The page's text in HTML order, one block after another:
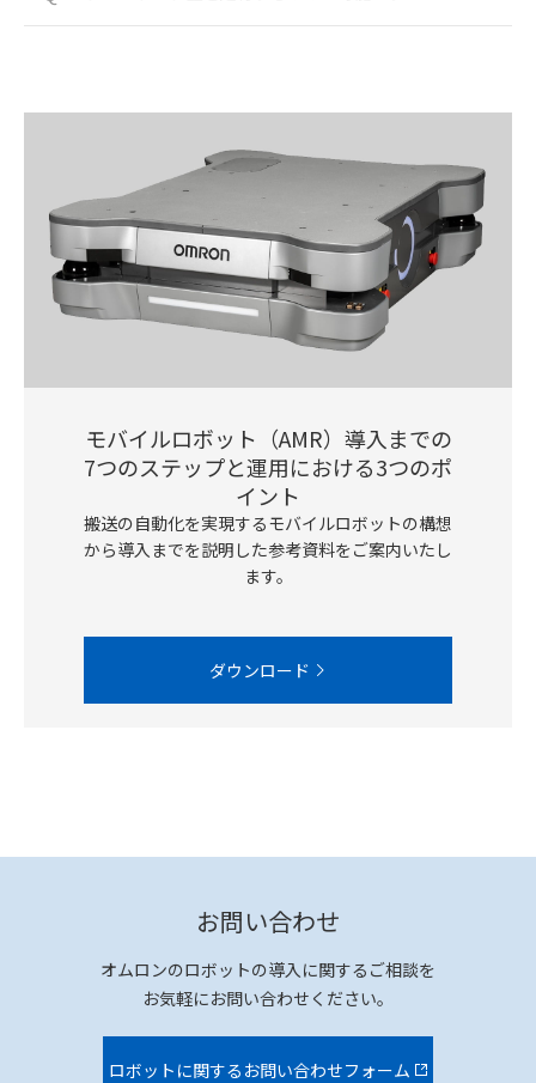
モバイルロボット（AMR）導入までの
7つのステップと運用における3つのポ
イント
搬送の自動化を実現するモバイルロボットの構想
から導入までを説明した参考資料をご案内いたし
ます。
ダウンロード
お問い合わせ
オムロンのロボットの導入に関するご相談を
お気軽にお問い合わせください。
ロボットに関するお問い合わせフォーム